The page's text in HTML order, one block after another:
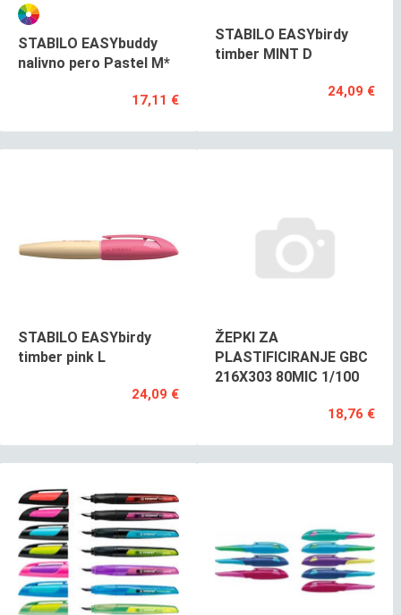
STABILO EASYbuddy
nalivno pero Pastel M*
17,11 €
STABILO EASYbirdy
timber MINT D
24,09 €
STABILO EASYbirdy
timber pink L
24,09 €
ŽEPKI ZA
PLASTIFICIRANJE GBC
216X303 80MIC 1/100
18,76 €